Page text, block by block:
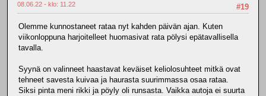
#19
08.06.22 - klo: 11.22
Olemme kunnostaneet rataa nyt kahden päivän ajan. Kuten
viikonloppuna harjoitelleet huomasivat rata pölysi epätavallisella
tavalla.
Syynä on valinneet haastavat keväiset keliolosuhteet mitkä ovat
tehneet savesta kuivaa ja haurasta suurimmassa osaa rataa.
Siksi pinta meni rikki ja pöyly oli runsasta. Vaikka autoja ei suurta